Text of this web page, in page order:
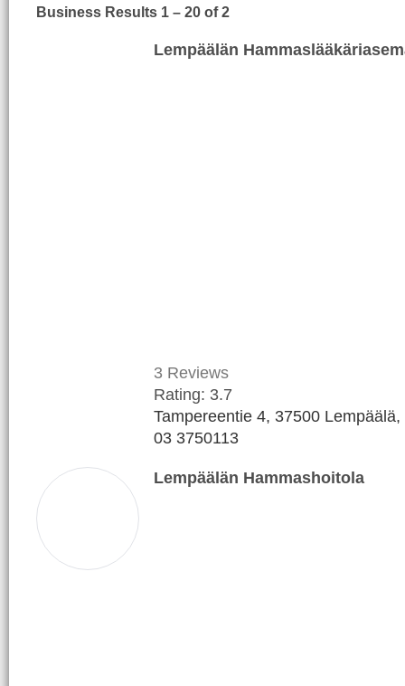
Business Results 1 – 20 of 2
Lempäälän
3 Reviews
Rating: 3.7
Tampereentie 4, 37500
03 3750113
Lempäälän Hammashoitola